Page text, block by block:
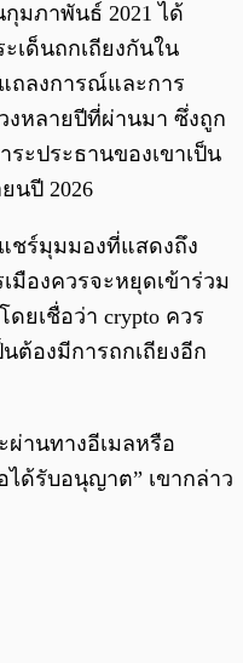
กุมภาพันธ์ 2021 ได้
เด็นถกเถียงกันใน
ถลงการณ์และการ
งหลายปีที่ผ่านมา ซึ่งถูก
ะประธานของเขาเป็น
นปี 2026
ชร์มุมมองที่แสดงถึง
มืองควรจะหยุดเข้าร่วม
ดยเชื่อว่า crypto ควร
ต้องมีการถกเถียงอีก
ผ่านทางอีเมลหรือ
ด้รับอนุญาต” เขากล่าว